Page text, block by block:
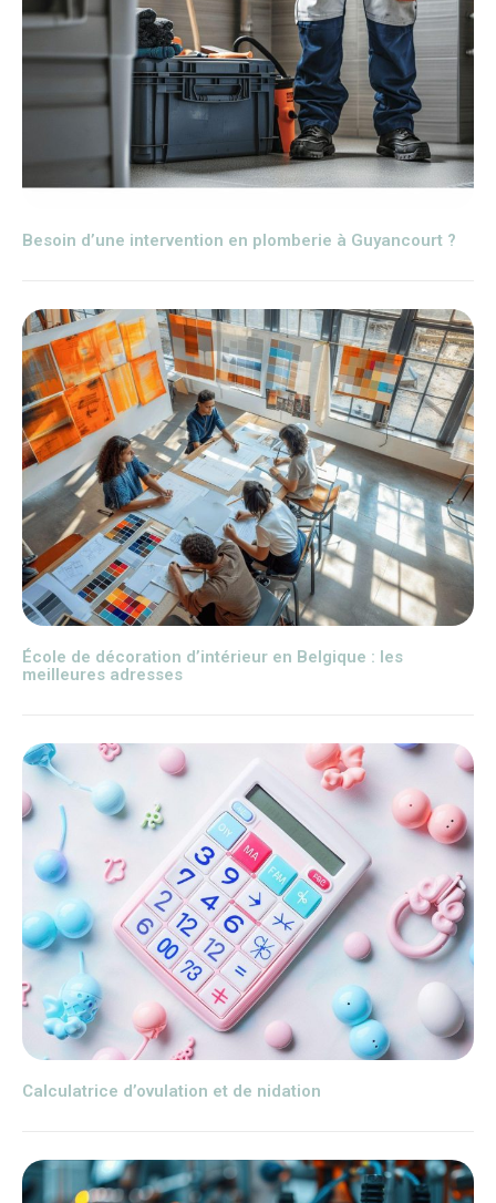
Besoin d’une intervention en plomberie à Guyancourt ?
École de décoration d’intérieur en Belgique : les
meilleures adresses
Calculatrice d’ovulation et de nidation